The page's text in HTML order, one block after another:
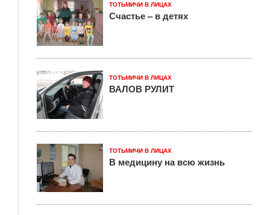
ТОТЬМИЧИ В ЛИЦАХ
Счастье – в детях
ТОТЬМИЧИ В ЛИЦАХ
ВАЛОВ РУЛИТ
ТОТЬМИЧИ В ЛИЦАХ
В медицину на всю жизнь